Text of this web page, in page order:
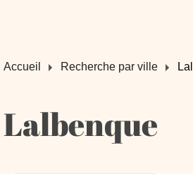
Accueil Recherche par ville
Lalbenque